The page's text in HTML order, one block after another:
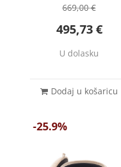
669,00€
495,73€
U dolasku
Dodaj u košaricu
-25.9%